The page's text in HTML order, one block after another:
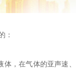
：
，在气体的亚声速、